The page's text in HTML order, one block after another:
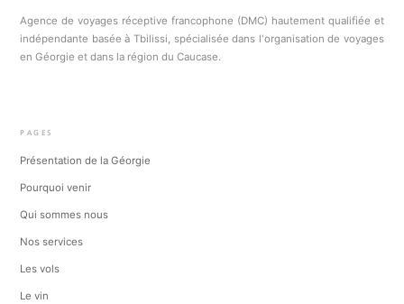
Agence de voyages réceptive francophone (DMC) hautement qualifiée et
indépendante basée à Tbilissi, spécialisée dans l'organisation de voyages
en Géorgie et dans la région du Caucase.
PAGES
Présentation de la Géorgie
Pourquoi venir
Qui sommes nous
Nos services
Les vols
Le vin